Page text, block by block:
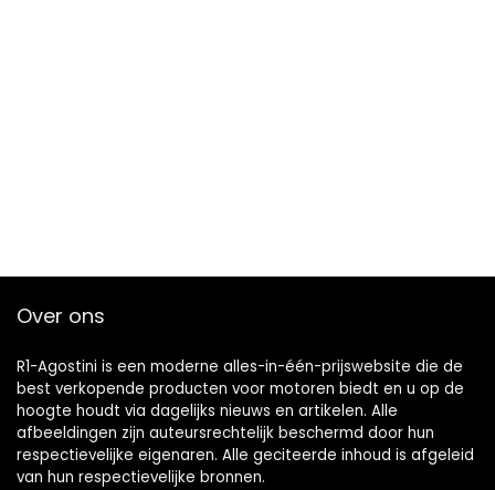
Over ons
R1-Agostini is een moderne alles-in-één-prijswebsite die de
best verkopende producten voor motoren biedt en u op de
hoogte houdt via dagelijks nieuws en artikelen. Alle
afbeeldingen zijn auteursrechtelijk beschermd door hun
respectievelijke eigenaren. Alle geciteerde inhoud is afgeleid
van hun respectievelijke bronnen.